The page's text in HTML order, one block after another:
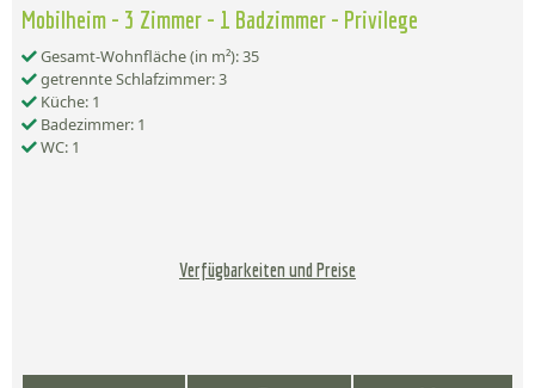
Mobilheim - 3 Zimmer - 1 Badzimmer - Privilege
Gesamt-Wohnfläche (in m²): 35
getrennte Schlafzimmer: 3
Küche: 1
Badezimmer: 1
WC: 1
Verfügbarkeiten und Preise